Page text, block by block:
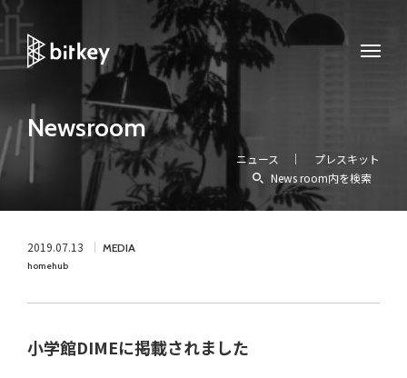
Newsroom
ニュース
プレスキット
News room内を検索
2019.07.13 MEDIA
homehub
小学館DIMEに掲載されました